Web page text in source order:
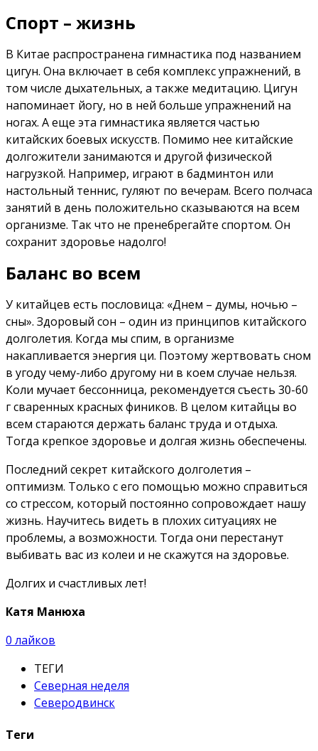
Спорт – жизнь
В Китае распространена гимнастика под названием
цигун. Она включает в себя комплекс упражнений, в
том числе дыхательных, а также медитацию. Цигун
напоминает йогу, но в ней больше упражнений на
ногах. А еще эта гимнастика является частью
китайских боевых искусств. Помимо нее китайские
долгожители занимаются и другой физической
нагрузкой. Например, играют в бадминтон или
настольный теннис, гуляют по вечерам. Всего полчаса
занятий в день положительно сказываются на всем
организме. Так что не пренебрегайте спортом. Он
сохранит здоровье надолго!
Баланс во всем
У китайцев есть пословица: «Днем – думы, ночью –
сны». Здоровый сон – один из принципов китайского
долголетия. Когда мы спим, в организме
накапливается энергия ци. Поэтому жертвовать сном
в угоду чему-либо другому ни в коем случае нельзя.
Коли мучает бессонница, рекомендуется съесть 30-60
г сваренных красных фиников. В целом китайцы во
всем стараются держать баланс труда и отдыха.
Тогда крепкое здоровье и долгая жизнь обеспечены.
Последний секрет китайского долголетия –
оптимизм. Только с его помощью можно справиться
со стрессом, который постоянно сопровождает нашу
жизнь. Научитесь видеть в плохих ситуациях не
проблемы, а возможности. Тогда они перестанут
выбивать вас из колеи и не скажутся на здоровье.
Долгих и счастливых лет!
Катя Манюха
0 лайков
ТЕГИ
Северная неделя
Северодвинск
Теги